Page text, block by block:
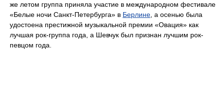
же летом группа приняла участие в международном фестивале
«Белые ночи Санкт-Петербурга» в Берлине, а осенью была
удостоена престижной музыкальной премии «Овация» как
лучшая рок-группа года, а Шевчук был признан лучшим рок-
певцом года.